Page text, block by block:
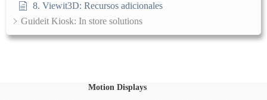
8. Viewit3D: Recursos adicionales
Guideit Kiosk: In store solutions
Motion Displays